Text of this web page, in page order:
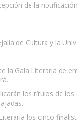
de la
de Cultura y la
la Gala Literaria de
los títulos de
los cinco